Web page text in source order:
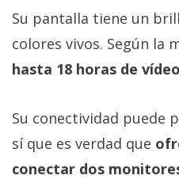
Su pantalla tiene un
colores vivos. Según la
hasta 18 horas de
Su conectividad puede
sí que es verdad que
conectar dos